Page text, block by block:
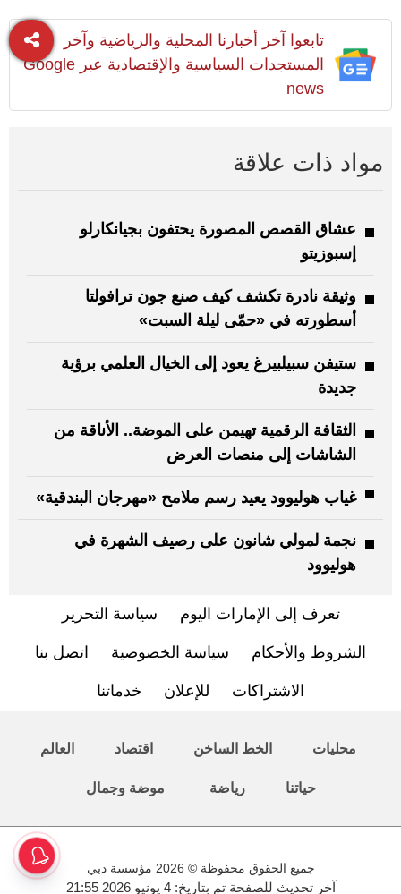
تابعوا آخر أخبارنا المحلية والرياضية وآخر
المستجدات السياسية والإقتصادية عبر Google
news
مواد ذات علاقة
عشاق القصص المصورة يحتفون بجيانكارلو
إسبوزيتو
وثيقة نادرة تكشف كيف صنع جون ترافولتا
أسطورته في «حمّى ليلة السبت»
ستيفن سبيلبيرغ يعود إلى الخيال العلمي برؤية
جديدة
الثقافة الرقمية تهيمن على الموضة.. الأناقة من
الشاشات إلى منصات العرض
غياب هوليوود يعيد رسم ملامح «مهرجان البندقية»
نجمة لمولي شانون على رصيف الشهرة في
هوليوود
تعرف إلى الإمارات اليوم سياسة التحرير
الشروط والأحكام سياسة الخصوصية اتصل بنا
الاشتراكات للإعلان خدماتنا
محليات الخط الساخن اقتصاد العالم
حياتنا رياضة موضة وجمال
جميع الحقوق محفوظة © 2026 مؤسسة دبي
آخر تحديث للصفحة تم بتاريخ: 4 يونيو 2026 21:55